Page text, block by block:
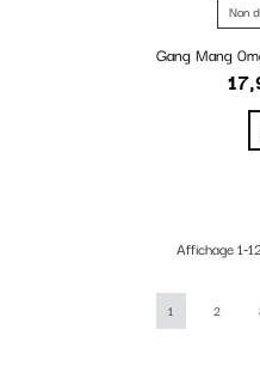
Non
Gang Mang
Affichage 1-
1 2